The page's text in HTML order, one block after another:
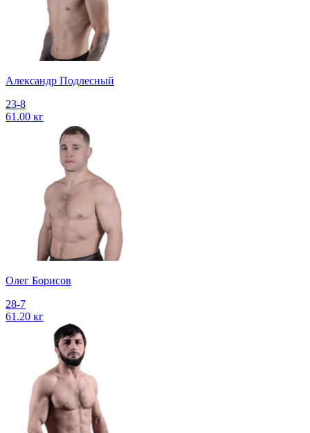
Александр Подлесный
23-8
61.00 кг
Олег Борисов
28-7
61.20 кг